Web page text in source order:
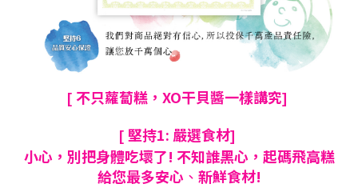
[ 不只蘿蔔糕 ， XO干貝醬一樣講究]
[ 堅持1: 嚴選食材]
小心， 別把身體吃壞了! 不知誰黑心， 起碼飛高糕
給您最多安心、 新鮮食材!